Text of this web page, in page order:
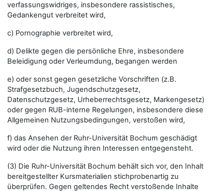
verfassungswidriges, insbesondere rassistisches,
Gedankengut verbreitet wird,
c) Pornographie verbreitet wird,
d) Delikte gegen die persönliche Ehre, insbesondere
Beleidigung oder Verleumdung, begangen werden
e) oder sonst gegen gesetzliche Vorschriften (z.B.
Strafgesetzbuch, Jugendschutzgesetz,
Datenschutzgesetz, Urheberrechtsgesetz, Markengesetz)
oder gegen RUB-interne Regelungen, insbesondere diese
Allgemeinen Nutzungsbedingungen, verstoßen wird,
f) das Ansehen der Ruhr-Universität Bochum geschädigt
wird oder die Nutzung ihren Interessen entgegensteht.
(3) Die Ruhr-Universität Bochum behält sich vor, den Inhalt
bereitgestellter Kursmaterialien stichprobenartig zu
überprüfen. Gegen geltendes Recht verstoßende Inhalte